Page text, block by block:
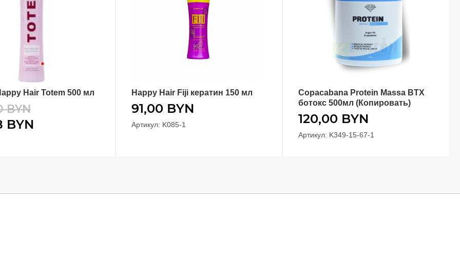
В КОРЗИНУ
Hair Totem 500 мл
BYN
BYN
В КОРЗИНУ
Happy Hair Fiji кератин 150 мл
91,00 BYN
Артикул: K085-1
В КОРЗИНУ
Copacabana Protein Massa BTX
ботокс 500мл (Копировать)
120,00 BYN
Артикул: K349-15-67-1